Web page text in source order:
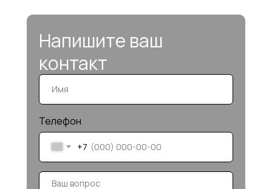
Напишите ваш
контакт
Телефон
+7